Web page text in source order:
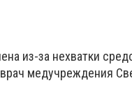
из-за нехватки
медучреждения